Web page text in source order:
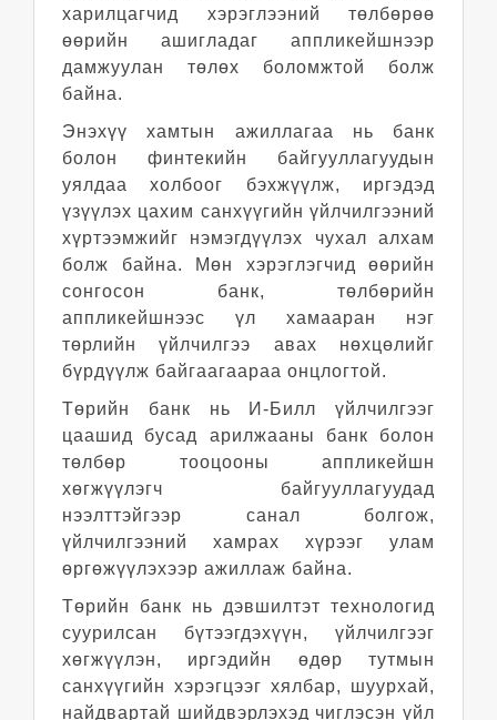
харилцагчид хэрэглээний төлбөрөө
өөрийн ашигладаг аппликейшнээр
дамжуулан төлөх боломжтой болж
байна.
Энэхүү хамтын ажиллагаа нь банк
болон финтекийн байгууллагуудын
уялдаа холбоог бэхжүүлж, иргэдэд
үзүүлэх цахим санхүүгийн үйлчилгээний
хүртээмжийг нэмэгдүүлэх чухал алхам
болж байна. Мөн хэрэглэгчид өөрийн
сонгосон банк, төлбөрийн
аппликейшнээс үл хамааран нэг
төрлийн үйлчилгээ авах нөхцөлийг
бүрдүүлж байгаагаараа онцлогтой.
Төрийн банк нь И-Билл үйлчилгээг
цаашид бусад арилжааны банк болон
төлбөр тооцооны аппликейшн
хөгжүүлэгч байгууллагуудад
нээлттэйгээр санал болгож,
үйлчилгээний хамрах хүрээг улам
өргөжүүлэхээр ажиллаж байна.
Төрийн банк нь дэвшилтэт технологид
суурилсан бүтээгдэхүүн, үйлчилгээг
хөгжүүлэн, иргэдийн өдөр тутмын
санхүүгийн хэрэгцээг хялбар, шуурхай,
найдвартай шийдвэрлэхэд чиглэсэн үйл